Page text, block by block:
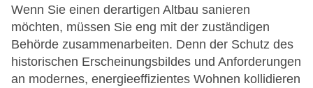
Wenn Sie einen derartigen Altbau sanieren
möchten, müssen Sie eng mit der zuständigen
Behörde zusammenarbeiten. Denn der Schutz des
historischen Erscheinungsbildes und Anforderungen
an modernes, energieeffizientes Wohnen kollidieren